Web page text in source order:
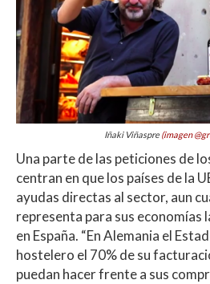
Iñaki Viñaspre(imagen
Una parte de las peticiones de
centran en que los países de la
ayudas directas al sector, aun
representa para sus economías
en España. “En Alemania el
hostelero el 70% de su
puedan hacer frente a sus